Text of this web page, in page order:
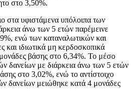
στο 3,50%.
στα υφιστάμενα υπόλοιπα των
άνω των 5 ετών παρέμεινε
ενώ των καταναλωτικών και
και ιδιωτικά μη κερδοσκοπικά
βάσης στο 6,34%. Το μέσο
δανείων με διάρκεια άνω των 5 ετών
στο 3,02%, ενώ το αντίστοιχο
δανείων μειώθηκε κατά 4 μονάδες